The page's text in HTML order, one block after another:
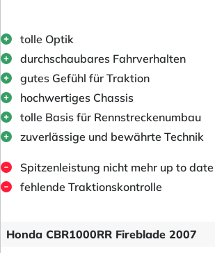
tolle Optik
durchschaubares Fahrverhalten
gutes Gefühl für Traktion
hochwertiges Chassis
tolle Basis für Rennstreckenumbau
zuverlässige und bewährte Technik
Spitzenleistung nicht mehr up to date
fehlende Traktionskontrolle
Honda CBR1000RR Fireblade 2007